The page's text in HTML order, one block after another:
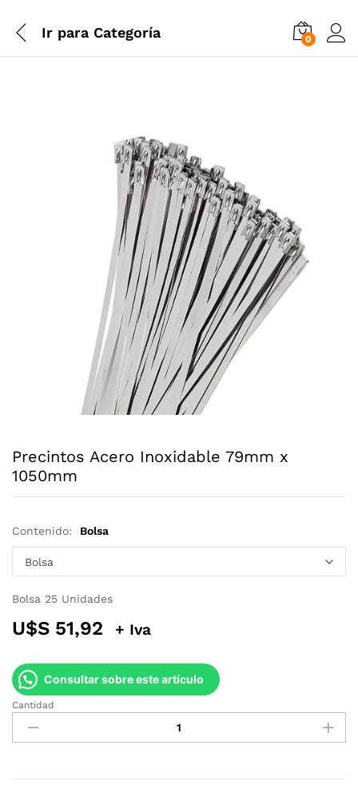
Ir para Categoría 0
Precintos Acero Inoxidable 79mm x
1050mm
Contenido: Bolsa
Bolsa 25 Unidades
U$S 51,92 + Iva
Consultar sobre este artículo
Precintos
Acero
Inoxidable
x
Cantidad